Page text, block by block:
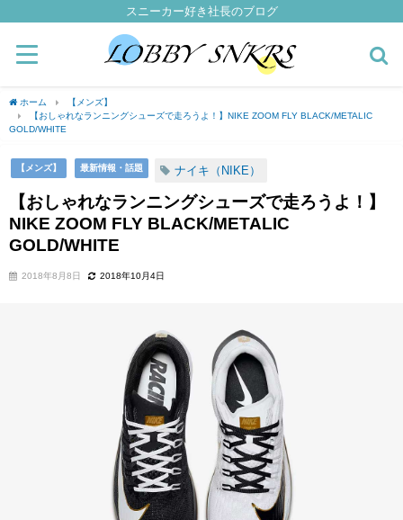
スニーカー好き社長のブログ
ホーム
【メンズ】
【おしゃれなランニングシューズで走ろうよ！】NIKE ZOOM FLY BLACK/METALIC
GOLD/WHITE
【メンズ】 最新情報・話題 ナイキ（NIKE）
【おしゃれなランニングシューズで走ろうよ！】
NIKE ZOOM FLY BLACK/METALIC
GOLD/WHITE
2018年8月8日 2018年10月4日